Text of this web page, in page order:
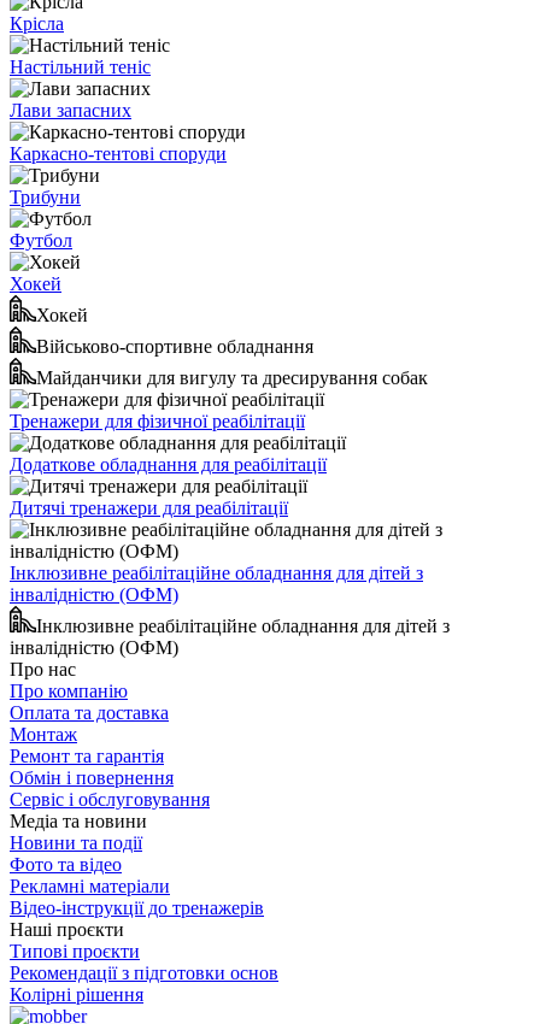
Крісла
Настільний теніс
Лави запасних
Каркасно-тентові споруди
Трибуни
Футбол
Хокей
Хокей
Військово-спортивне обладнання
Майданчики для вигулу та дресирування собак
Тренажери для фізичної реабілітації
Додаткове обладнання для реабілітації
Дитячі тренажери для реабілітації
Інклюзивне реабілітаційне обладнання для дітей з
інвалідністю (ОФМ)
Інклюзивне реабілітаційне обладнання для дітей з
інвалідністю (ОФМ)
Про нас
Про компанію
Оплата та доставка
Монтаж
Ремонт та гарантія
Обмін і повернення
Сервіс і обслуговування
Медіа та новини
Новини та події
Фото та відео
Рекламні матеріали
Відео-інструкції до тренажерів
Наші проєкти
Типові проєкти
Рекомендації з підготовки основ
Колірні рішення